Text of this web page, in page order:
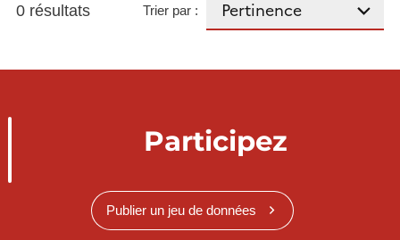
0 résultats Trier par :
Participez
Publier un jeu de données